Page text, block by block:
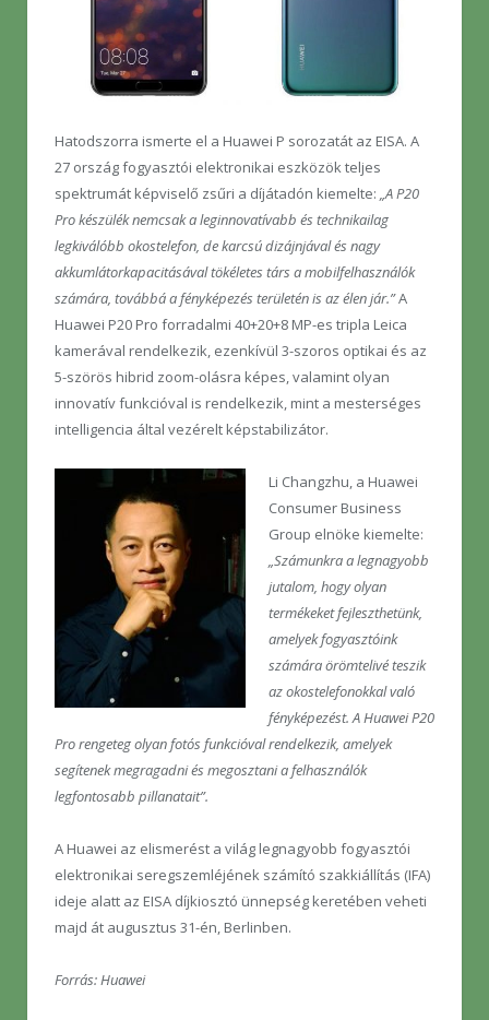
Hatodszorra ismerte el a Huawei P sorozatát az EISA. A
27 ország fogyasztói elektronikai eszközök teljes
spektrumát képviselő zsűri a díjátadón kiemelte: „A P20
Pro készülék nemcsak a leginnovatívabb és technikailag
legkiválóbb okostelefon, de karcsú dizájnjával és nagy
akkumlátorkapacitásával tökéletes társ a mobilfelhasználók
számára, továbbá a fényképezés területén is az élen jár.”A
Huawei P20 Pro forradalmi 40+20+8 MP-es tripla Leica
kamerával rendelkezik, ezenkívül 3-szoros optikai és az
5-szörös hibrid zoom-olásra képes, valamint olyan
innovatív funkcióval is rendelkezik, mint a mesterséges
intelligencia által vezérelt képstabilizátor.
Li Changzhu, a Huawei
Consumer Business
Group elnöke kiemelte:
„Számunkra a legnagyobb
jutalom, hogy olyan
termékeket fejleszthetünk,
amelyek fogyasztóink
számára örömtelivé teszik
az okostelefonokkal való
fényképezést. A Huawei P20
Pro rengeteg olyan fotós funkcióval rendelkezik, amelyek
segítenek megragadni és megosztani a felhasználók
legfontosabb pillanatait”.
A Huawei az elismerést a világ legnagyobb fogyasztói
elektronikai seregszemléjének számító szakkiállítás (IFA)
ideje alatt az EISA díjkiosztó ünnepség keretében veheti
majd át augusztus 31-én, Berlinben.
Forrás: Huawei